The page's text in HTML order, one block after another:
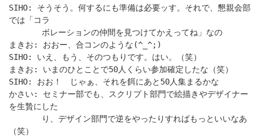
SIHO: そうそう。何するにも準備は必要ッす。それで、懇親会部
では「コラ
ボレーションの仲間を見つけてかえってね」なの
まきお: おおー、合コンのような(^_^;)
SIHO: いえ、もう、そのつもりです。はい。（笑）
まきお: いまのひとことで50人くらい参加確定したな（笑）
SIHO: おお！ じゃぁ、それを餌にあと50人集まるかな
かさい: セミナー部でも、スクリプト部門で絵描きやデザイナー
を生贄にした
り、デザイン部門で逆をやったりすればもっといいなあ
（笑）